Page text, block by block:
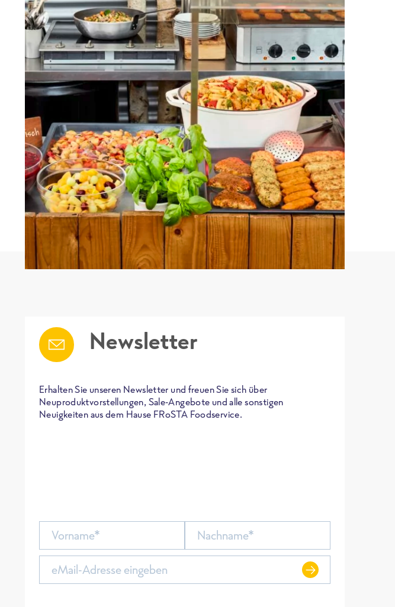
High Convenience ist sicher kein Allheilmittel. Nichts
desto trotz kann high-convenient Food eine Antwort auf
den Fachkräftemangel sein! Denn Produkte mit diesem
Attribut können auch von ungelerntem Personal einfach
und ergebnissicher zubereitet werden bzw. benötigt es
bei bestimmten Zubereitungsarten (bspw. im
Kombidämpfer) fast gar kein Personal-seitiges Zutun
mehr!
Weiterlesen
Newsletter
Erhalten Sie unseren Newsletter und freuen Sie sich über
Neuproduktvorstellungen, Sale-Angebote und alle sonstigen
Neuigkeiten aus dem Hause FRoSTA Foodservice.